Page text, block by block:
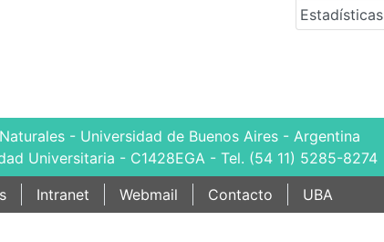
Estadísticas
- Universidad de Buenos Aires - Argentina
Universitaria - C1428EGA - Tel. (54 11) 5285-8274
Intranet Webmail Contacto UBA